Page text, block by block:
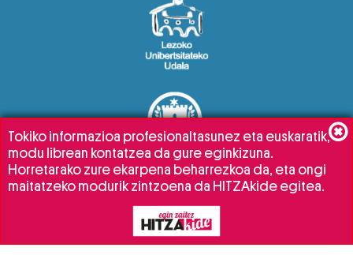
Tokiko informazioa profesionaltasunez eta euskaratik,
modu librean kontatzea da gure eginkizuna.
Horretarako zure ekarpena beharrezkoa da, eta ongi
maitatzeko modurik zintzoena da HITZAkide egitea.